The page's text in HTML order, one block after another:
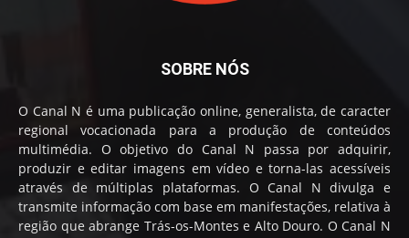
SOBRE NÓS
O Canal N é uma publicação online, generalista, de caracter
regional vocacionada para a produção de conteúdos
multimédia. O objetivo do Canal N passa por adquirir,
produzir e editar imagens em vídeo e torna-las acessíveis
através de múltiplas plataformas. O Canal N divulga e
transmite informação com base em manifestações, relativa à
região que abrange Trás-os-Montes e Alto Douro. O Canal N